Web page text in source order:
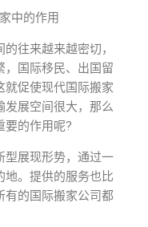
中的作用
往来越来越密切，
，国际移民、出国留
就促使现代国际搬家
发展空间很大，那么
要的作用呢?
展现形势，通过一
地。提供的服务也比
有的国际搬家公司都